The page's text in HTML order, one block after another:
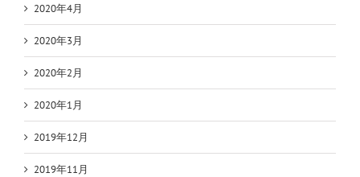
2020年4月
2020年3月
2020年2月
2020年1月
2019年12月
2019年11月